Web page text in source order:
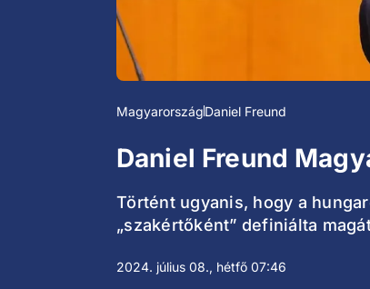
MagyarországDaniel Freund
Daniel Freund
Történt ugyanis, hogy a
„szakértőként” definiálta
2024. július 08., hétfő 07:46